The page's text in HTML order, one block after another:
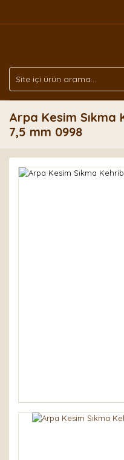
Arpa Kesim Sıkma
7,5 mm 0998